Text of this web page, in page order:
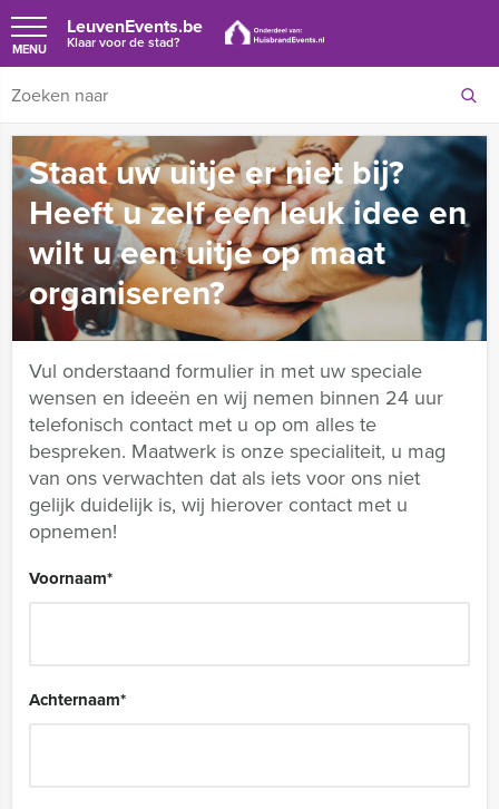
LeuvenEvents.be
Klaar voor de stad?
MENU
Staat uw uitje er niet bij?
Heeft u zelf een leuk idee en
wilt u een uitje op maat
organiseren?
Vul onderstaand formulier in met uw speciale
wensen en ideeën en wij nemen binnen 24 uur
telefonisch contact met u op om alles te
bespreken. Maatwerk is onze specialiteit, u mag
van ons verwachten dat als iets voor ons niet
gelijk duidelijk is, wij hierover contact met u
opnemen!
Voornaam*
Achternaam*